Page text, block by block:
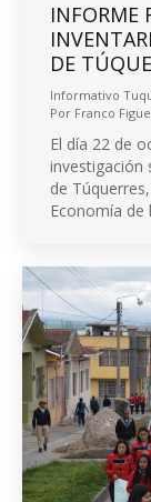
INFORME
DE
Informativo
Por Franco
El día 22 de
investigación
de
Economía de